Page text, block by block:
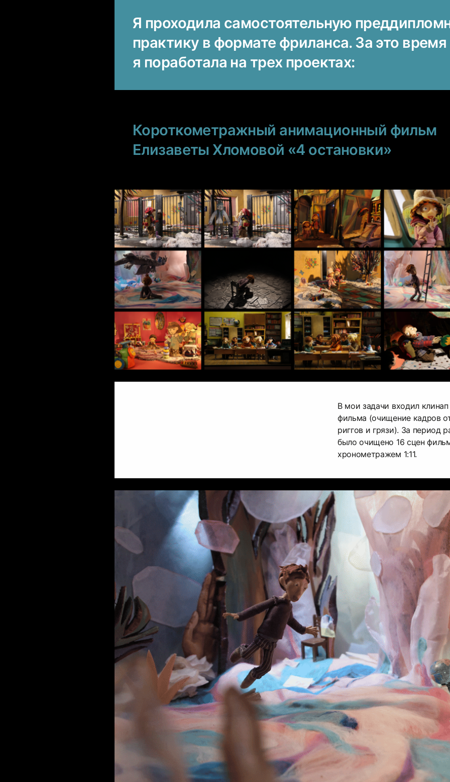
Я проходила самостоятельную
практику в формате фриланса. За это время
я поработала на трех проектах:
Короткометражный анимационный фильм
Елизаветы Хломовой «4 остановки»
В мои задачи входил
фильма (очищение кадров
риггов и грязи). За период
было очищено 16 сцен
хронометражем 1:11.